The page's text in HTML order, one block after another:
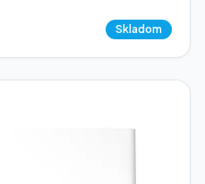
Skladom